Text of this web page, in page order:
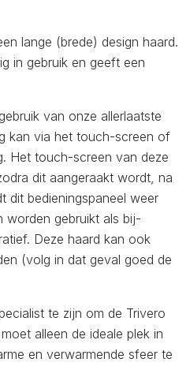
lange (brede) design haard.
in gebruik en geeft een
van onze allerlaatste
kan via het touch-screen of
Het touch-screen van deze
dit aangeraakt wordt, na
dit bedieningspaneel weer
worden gebruikt als bij-
Deze haard kan ook
(volg in dat geval goed de
te zijn om de Trivero
alleen de ideale plek in
en verwarmende sfeer te